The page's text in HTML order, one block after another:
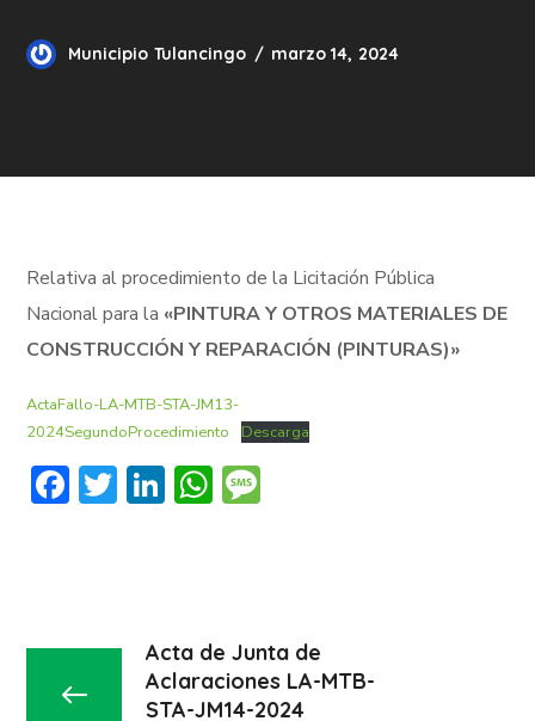
Municipio Tulancingo marzo 14, 2024
Relativa al procedimiento de la Licitación Pública
Nacional para la «PINTURA Y OTROS MATERIALES DE
CONSTRUCCIÓN Y REPARACIÓN (PINTURAS)»
ActaFallo-LA-MTB-STA-JM13-
2024SegundoProcedimiento
Descarga
Facebook
Twitter
LinkedIn
WhatsApp
Acta de Junta de
Aclaraciones LA-MTB-
STA-JM14-2024